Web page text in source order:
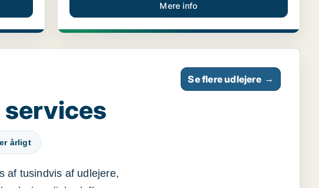
Mere info
årligt
af tusindvis af udlejere,
Se flere udlejere →